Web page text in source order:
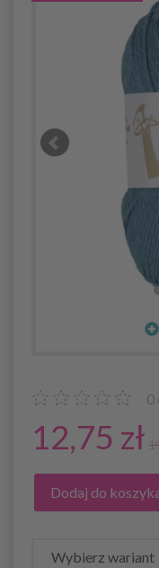
0
12,75 zł
Dodaj do